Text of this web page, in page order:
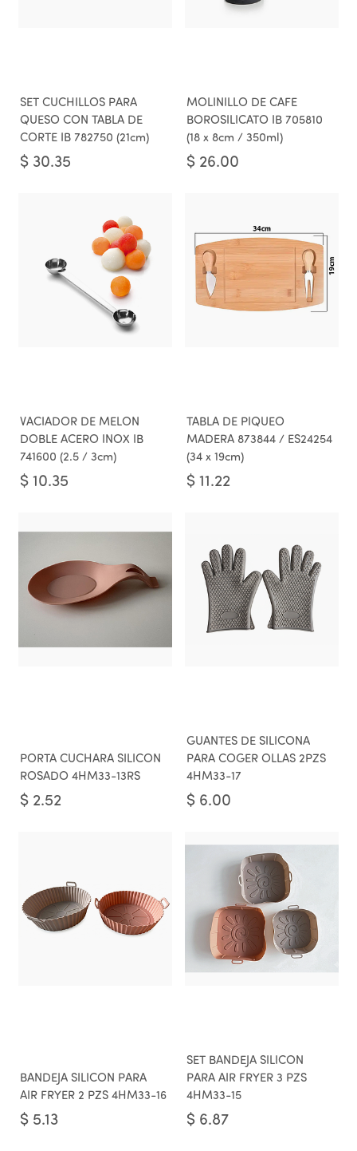
SET CUCHILLOS PARA
QUESO CON TABLA DE
CORTE IB 782750 (21cm)
$ 30.35
MOLINILLO DE CAFE
BOROSILICATO IB 705810
(18 x 8cm / 350ml)
$ 26.00
VACIADOR DE MELON
DOBLE ACERO INOX IB
741600 (2.5 / 3cm)
$ 10.35
TABLA DE PIQUEO
MADERA 873844 / ES24254
(34 x 19cm)
$ 11.22
PORTA CUCHARA SILICON
ROSADO 4HM33-13RS
$ 2.52
GUANTES DE SILICONA
PARA COGER OLLAS 2PZS
4HM33-17
$ 6.00
BANDEJA SILICON PARA
AIR FRYER 2 PZS 4HM33-16
$ 5.13
SET BANDEJA SILICON
PARA AIR FRYER 3 PZS
4HM33-15
$ 6.87